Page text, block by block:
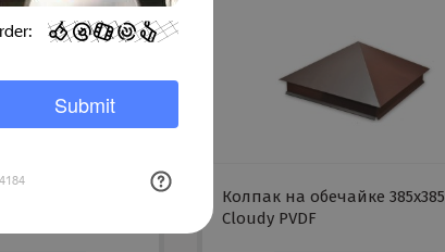
Колпак на обечайке 385х385
Cloudy PVDF